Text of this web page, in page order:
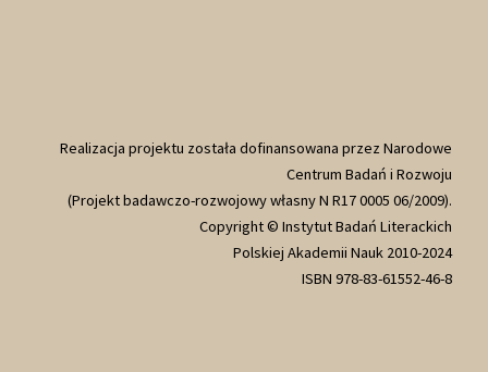
Realizacja projektu została dofinansowana przez Narodowe
Centrum Badań i Rozwoju
(Projekt badawczo-rozwojowy własny N R17 0005 06/2009).
Copyright © Instytut Badań Literackich
Polskiej Akademii Nauk 2010-2024
ISBN 978-83-61552-46-8